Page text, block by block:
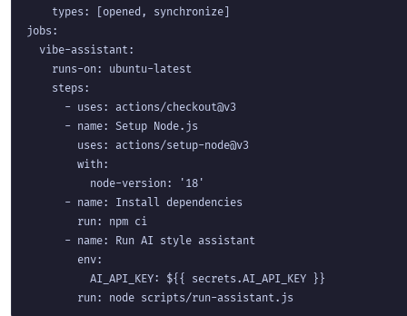
    types: [opened, synchronize]
jobs:
  vibe-assistant:
    runs-on: ubuntu-latest
    steps:
      - uses: actions/checkout@v3
      - name: Setup Node.js
        uses: actions/setup-node@v3
        with:
          node-version: '18'
      - name: Install dependencies
        run: npm ci
      - name: Run AI style assistant
        env:
          AI_API_KEY: ${{ secrets.AI_API_KEY }}
        run: node scripts/run-assistant.js